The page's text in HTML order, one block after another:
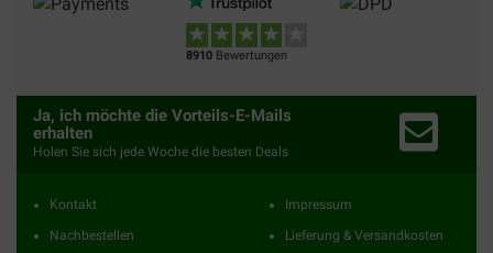
8910 Bewertungen
Ja, ich möchte die Vorteils-E-Mails
erhalten
Holen Sie sich jede Woche die besten Deals
Kontakt
Nachbestellen
Impressum
Lieferung & Versandkosten